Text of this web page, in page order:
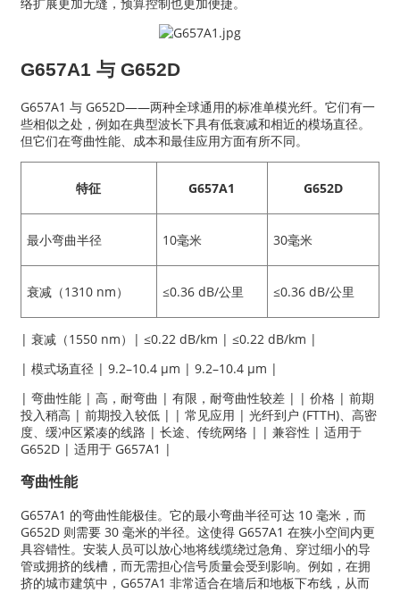
G657A1 与 G652D
G657A1 与 G652D——两种全球通用的标准单模光纤。它们有一
些相似之处，例如在典型波长下具有低衰减和相近的模场直径。
但它们在弯曲性能、成本和最佳应用方面有所不同。
特征 G657A1 G652D
最小弯曲半径 10毫米 30毫米
衰减（1310 nm） ≤0.36 dB/公里 ≤0.36 dB/公里
| 衰减（1550 nm）| ≤0.22 dB/km | ≤0.22 dB/km |
| 模式场直径 | 9.2–10.4 µm | 9.2–10.4 µm |
| 弯曲性能 | 高，耐弯曲 | 有限，耐弯曲性较差 | | 价格 | 前期
投入稍高 | 前期投入较低 | | 常见应用 | 光纤到户 (FTTH)、高密
度、缓冲区紧凑的线路 | 长途、传统网络 | | 兼容性 | 适用于
G652D | 适用于 G657A1 |
弯曲性能
G657A1 的弯曲性能极佳。它的最小弯曲半径可达 10 毫米，而
G652D 则需要 30 毫米的半径。这使得 G657A1 在狭小空间内更
具容错性。安装人员可以放心地将线缆绕过急角、穿过细小的导
管或拥挤的线槽，而无需担心信号质量会受到影响。例如，在拥
挤的城市建筑中，G657A1 非常适合在墙后和地板下布线，从而